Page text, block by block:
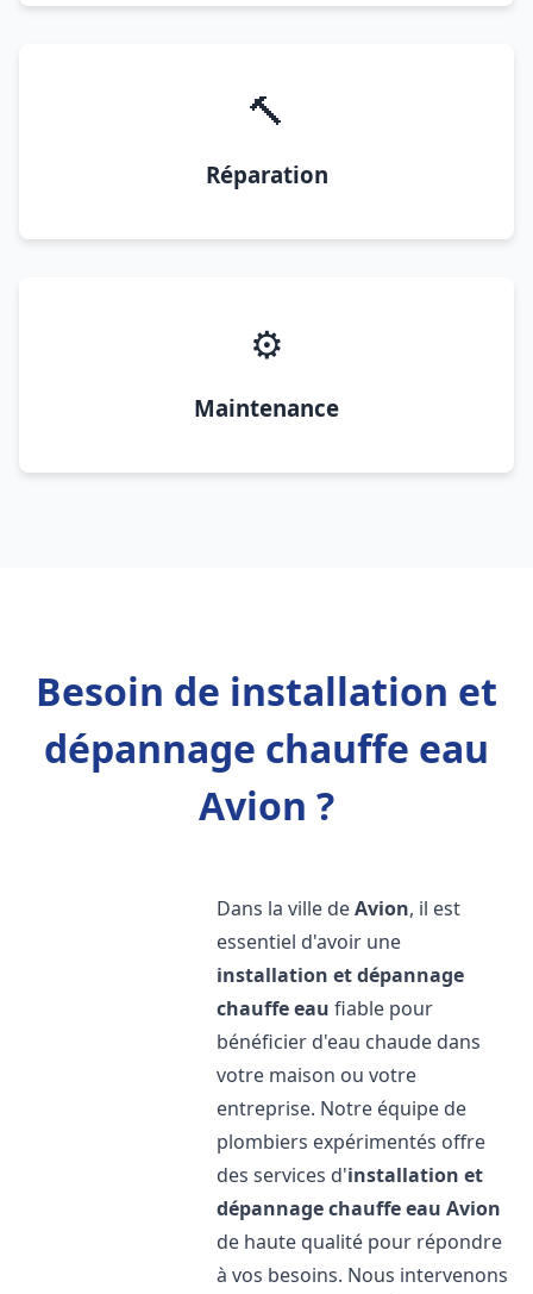
🔨
Réparation
⚙️
Maintenance
Besoin de installation et
dépannage chauffe eau
Avion ?
Dans la ville deAvion, il est
essentiel d'avoir une
installation et dépannage
chauffe eau fiable pour
bénéficier d'eau chaude dans
votre maison ou votre
entreprise. Notre équipe de
plombiers expérimentés offre
des services d'installation et
dépannage chauffe eau Avion
de haute qualité pour répondre
à vos besoins. Nous intervenons